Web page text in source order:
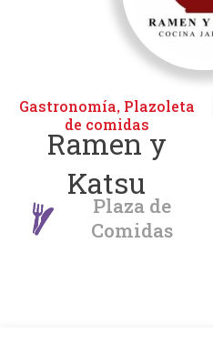
Gastronomía, Plazoleta
de comidas
Ramen y
Katsu
Plaza de
Comidas